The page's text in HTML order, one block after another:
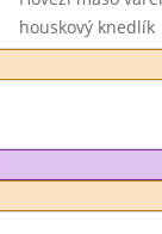
houskový knedlík